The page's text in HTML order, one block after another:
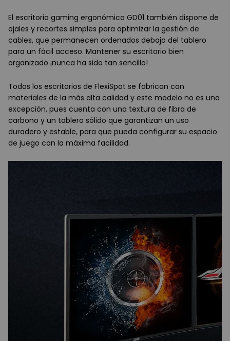
El escritorio gaming ergonómico GD01 también dispone de
ojales y recortes simples para optimizar la gestión de
cables, que permanecen ordenados debajo del tablero
para un fácil acceso. Mantener su escritorio bien
organizado ¡nunca ha sido tan sencillo!
Todos los escritorios de FlexiSpot se fabrican con
materiales de la más alta calidad y este modelo no es una
excepción, pues cuenta con una textura de fibra de
carbono y un tablero sólido que garantizan un uso
duradero y estable, para que pueda configurar su espacio
de juego con la máxima facilidad.